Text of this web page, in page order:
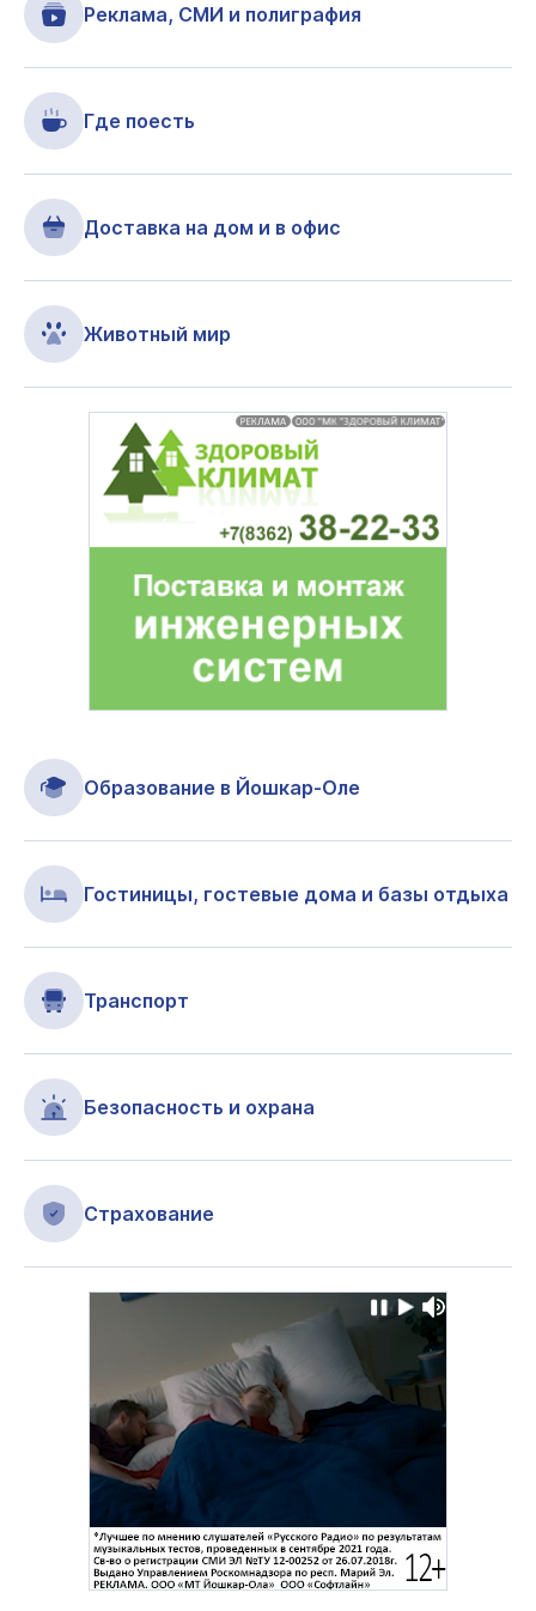
Реклама, СМИ и полиграфия
Где поесть
Доставка на дом и в офис
Животный мир
Образование в Йошкар-Оле
Гостиницы, гостевые дома и базы отдыха
Транспорт
Безопасность и охрана
Страхование